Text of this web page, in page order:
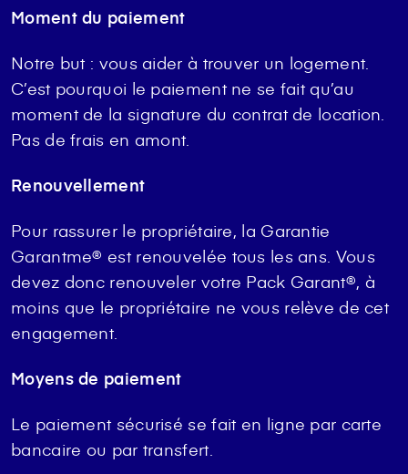
Moment du paiement
Notre but : vous aider à trouver un logement.
C’est pourquoi le paiement ne se fait qu’au
moment de la signature du contrat de location.
Pas de frais en amont.
Renouvellement
Pour rassurer le propriétaire, la Garantie
Garantme® est renouvelée tous les ans. Vous
devez donc renouveler votre Pack Garant®, à
moins que le propriétaire ne vous relève de cet
engagement.
Moyens de paiement
Le paiement sécurisé se fait en ligne par carte
bancaire ou par transfert.